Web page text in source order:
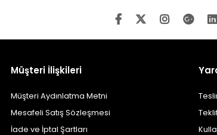
Müşteri İlişkileri
Müşteri Aydınlatma Metni
Mesafeli Satış Sözleşmesi
İade ve İptal Şartları